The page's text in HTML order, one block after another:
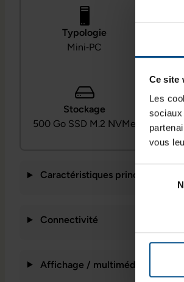
Ce site
Les
vous
Typologie
Mini‑PC
Stockage
500 Go SSD M.2 NVMe
Caractéristiques principales
Connectivité
Affichage / multimédia